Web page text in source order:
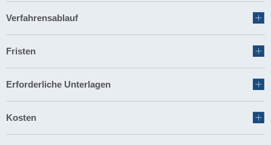
Verfahrensablauf
Fristen
Erforderliche Unterlagen
Kosten